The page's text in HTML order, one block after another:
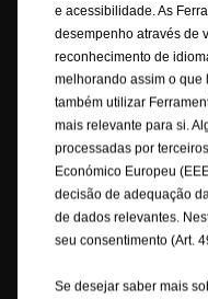
com CIF/NIF DE 287264581.
Portugal, S.A., com NIF
Portela de Loures | Portugal.
Europa pelo nosso
Services, 5/7 rue Frédéric
servidor propriedade da
A Opel garante que foram
conteúdo deste Site seja
qualquer responsabilidade
que possam advir direta ou
utilização da informação nele
As descrições e ilustrações
e acessibilidade. As
desempenho através de
reconhecimento de
melhorando assim o que
também utilizar
mais relevante para si.
processadas por
Económico Europeu
decisão de adequação
de dados relevantes.
seu consentimento (Art.
Se desejar saber mais